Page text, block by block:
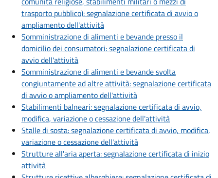
trasporto pubblico): segnalazione certificata di avvio o
ampliamento dell'attività
Somministrazione di alimenti e bevande presso il
domicilio dei consumatori: segnalazione certificata di
avvio dell'attività
Somministrazione di alimenti e bevande svolta
congiuntamente ad altre attività: segnalazione certificata
di avvio o ampliamento dell'attività
Stabilimenti balneari: segnalazione certificata di avvio,
modifica, variazione o cessazione dell'attività
Stalle di sosta: segnalazione certificata di avvio, modifica,
variazione o cessazione dell'attività
Strutture all'aria aperta: segnalazione certificata di inizio
attività